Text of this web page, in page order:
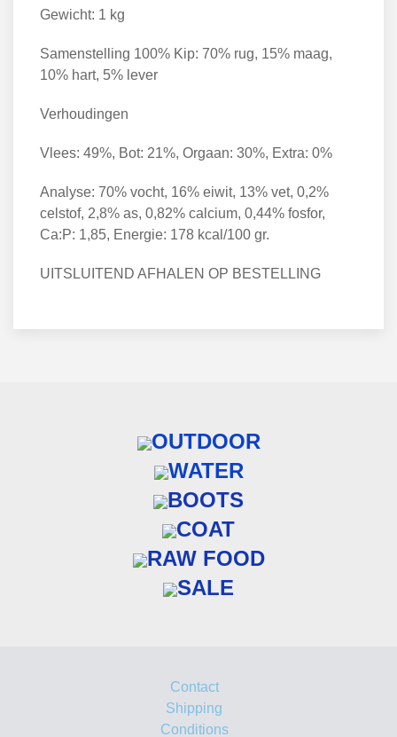
Gewicht: 1 kg
Samenstelling 100% Kip: 70% rug, 15% maag,
10% hart, 5% lever
Verhoudingen
Vlees: 49%, Bot: 21%, Orgaan: 30%, Extra: 0%
Analyse: 70% vocht, 16% eiwit, 13% vet, 0,2%
celstof, 2,8% as, 0,82% calcium, 0,44% fosfor,
Ca:P: 1,85, Energie: 178 kcal/100 gr.
UITSLUITEND AFHALEN OP BESTELLING
OUTDOOR
WATER
BOOTS
COAT
RAW FOOD
SALE
Contact
Shipping
Conditions